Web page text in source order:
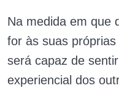
Na medida em que
for às suas
será capaz de
experiencial dos